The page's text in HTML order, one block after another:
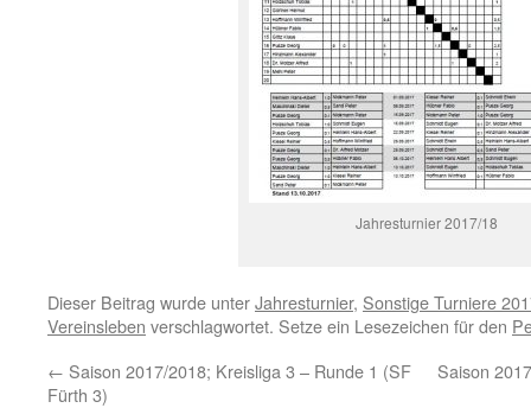
Jahresturnier 2017/18
Dieser Beitrag wurde unterJahresturnier, Sonstige Turniere
Vereinsleben verschlagwortet. Setze ein Lesezeichen für den
← Saison 2017/2018; Kreisliga 3 – Runde 1 (SF
Fürth 3)
Saison